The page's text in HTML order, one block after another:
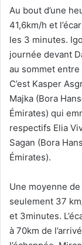
Au bout d’une
41,6km/h et
les 3 minutes.
journée devant
au sommet entre
C’est Kasper
Majka (Bora
Émirates) qui
respectifs Elia
Sagan (Bora
Émirates).
Une moyenne
seulement 37
et 3minutes.
à 70km de